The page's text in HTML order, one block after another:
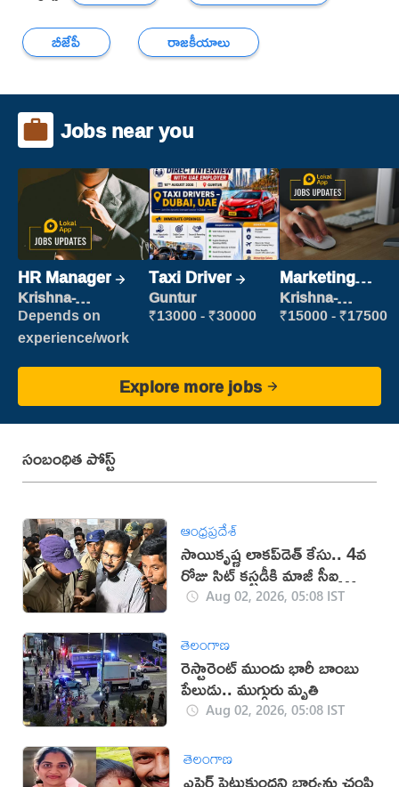
బీజేపీ
రాజకీయాలు
Jobs near you
HR Manager
Krishna-
vijayawada
Depends on
experience/work
Taxi Driver
Guntur
₹13000 - ₹30000
Marketing
Executive
Krishna-
vijayawada
₹15000 - ₹17500
Explore more jobs
సంబంధిత పోస్ట్
ఆంధ్రప్రదేశ్
సాయికృష్ణ లాకప్‌డెత్ కేసు.. 4వ
రోజు సిట్ కస్టడీకి మాజీ సీఐ
నాగరాజు
Aug 02, 2026, 05:08 IST
తెలంగాణ
రెస్టారెంట్ ముందు భారీ బాంబు
పేలుడు.. ముగ్గురు మృతి
Aug 02, 2026, 05:08 IST
తెలంగాణ